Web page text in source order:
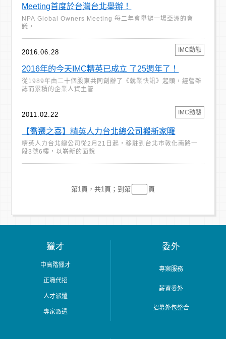
Meeting首度於台灣台北舉辦！
NPA Global Owners Meeting 每二年會舉辦一場亞洲的會
議，
2016.06.28 IMC動態
2016年的今天IMC精英已成立 了25週年了！
從1989年由二十個股東共同創辦了《就業快訊》起頭，經營雜
誌而累積的企業人資主管
2011.02.22 IMC動態
【喬遷之喜】精英人力台北總公司搬新家囉
精英人力台北總公司從2月21日起，移駐到台北市敦化南路一
段3號6樓，以嶄新的面貌
第1頁，共1頁；到第 頁
獵才
中高階獵才
正職代招
人才派遣
專家派遣
委外
專案服務
薪資委外
招募外包整合